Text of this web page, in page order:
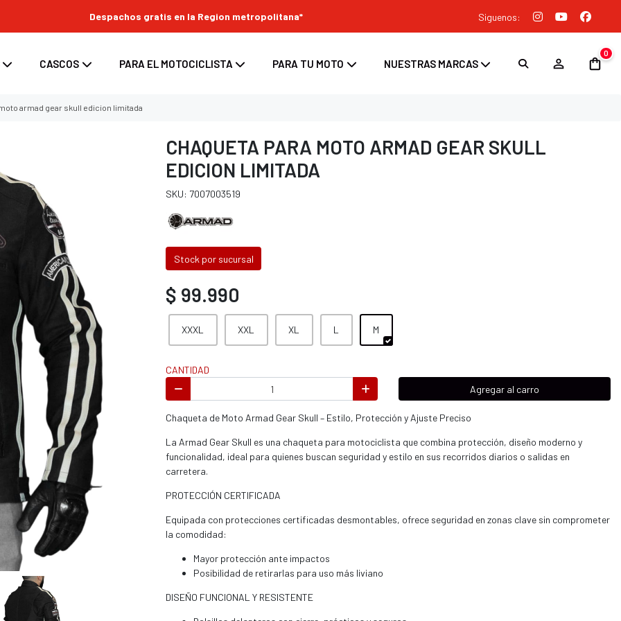
Despachos gratis en la Region metropolitana* Siguenos:
CASCOS PARA EL MOTOCICLISTA
enduro
/ enduro
/ enduro
PARA TU MOTO
moto
para moto
Bolsos y Alforjas para moto
/ enduro / ATV
NUESTRAS MARCAS
0
armad gear skull edicion limitada
CHAQUETA PARA MOTO ARMAD GEAR SKULL
EDICION LIMITADA
SKU: 7007003519
Stock por sucursal
$ 99.990
XXXL XXL XL L M
CANTIDAD
Agregar al carro
Chaqueta de Moto Armad Gear Skull – Estilo, Protección y Ajuste Preciso
La Armad Gear Skull es una chaqueta para motociclista que combina protección, diseño moderno y
funcionalidad, ideal para quienes buscan seguridad y estilo en sus recorridos diarios o salidas en
carretera.
PROTECCIÓN CERTIFICADA
Equipada con protecciones certificadas desmontables, ofrece seguridad en zonas clave sin comprometer
la comodidad:
Mayor protección ante impactos
Posibilidad de retirarlas para uso más liviano
DISEÑO FUNCIONAL Y RESISTENTE